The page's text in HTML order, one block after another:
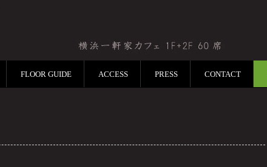
FLOOR GUIDE ACCESS PRESS CONTACT